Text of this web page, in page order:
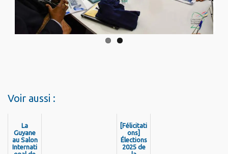
Voir aussi :
La
Guyane
au Salon
Internati
[Félicitati
ons]
Élections
2025 de